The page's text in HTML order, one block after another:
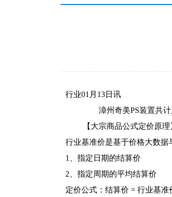
行业01月13日讯
漳州奇美PS装置共计
【大宗商品公式定价原理
行业基准价是基于价格大数据
1、指定日期的结算价
2、指定周期的平均结算价
定价公式：结算价 = 行业基准